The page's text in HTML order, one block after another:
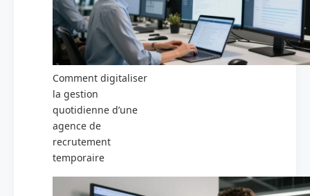
Comment digitaliser
la gestion
quotidienne d’une
agence de
recrutement
temporaire